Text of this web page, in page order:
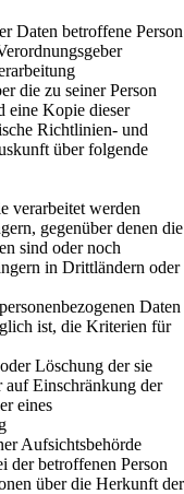
Daten betroffene Person
die zu seiner Person
eine Kopie dieser
Richtlinien- und
über folgende
verarbeitet werden
gegenüber denen die
sind oder noch
in Drittländern oder
Daten
ist, die Kriterien für
Löschung der sie
auf Einschränkung der
eines
Aufsichtsbehörde
der betroffenen Person
über die Herkunft der